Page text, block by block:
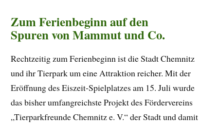
Zum Ferienbeginn auf den
Spuren von Mammut und Co.
Rechtzeitig zum Ferienbeginn ist die Stadt Chemnitz
und ihr Tierpark um eine Attraktion reicher. Mit der
Eröffnung des Eiszeit-Spielplatzes am 15. Juli wurde
das bisher umfangreichste Projekt des Fördervereins
„Tierparkfreunde Chemnitz e. V.“ der Stadt und damit